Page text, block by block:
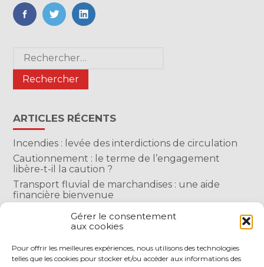
Gérer le consentement
aux cookies
Pour offrir les meilleures expériences, nous utilisons des technologies
telles que les cookies pour stocker et/ou accéder aux informations des
FaceBook
TwitterLinkedIn
Blog
sidebar
Rechercher :
ARTICLES RÉCENTS
Incendies : levée des interdictions de circulation
Cautionnement : le terme de l’engagement
libère-t-il la caution ?
Transport fluvial de marchandises : une aide
financière bienvenue
comptent-elles ?